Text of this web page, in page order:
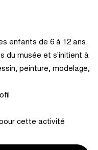
enfants de 6 à 12 ans.
du musée et s'initient à
peinture, modelage,
cette activité